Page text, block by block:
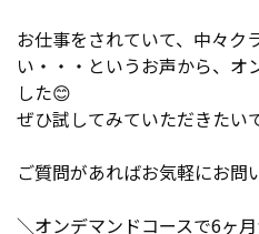
お仕事をされていて、中々ク
い・・・というお声から、オ
した😊
ぜひ試してみていただきたい
ご質問があればお気軽にお問
＼オンデマンドコースで6ヶ